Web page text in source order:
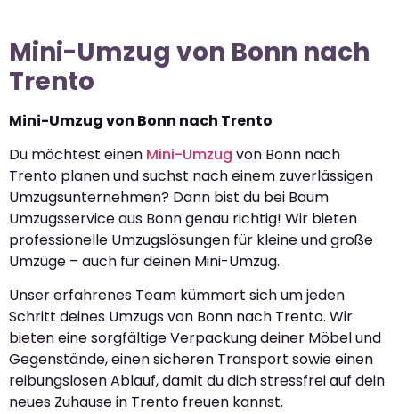
Mini-Umzug von Bonn nach
Trento
Mini-Umzug von Bonn nach Trento
Du möchtest einen Mini-Umzug von Bonn nach
Trento planen und suchst nach einem zuverlässigen
Umzugsunternehmen? Dann bist du bei Baum
Umzugsservice aus Bonn genau richtig! Wir bieten
professionelle Umzugslösungen für kleine und große
Umzüge – auch für deinen Mini-Umzug.
Unser erfahrenes Team kümmert sich um jeden
Schritt deines Umzugs von Bonn nach Trento. Wir
bieten eine sorgfältige Verpackung deiner Möbel und
Gegenstände, einen sicheren Transport sowie einen
reibungslosen Ablauf, damit du dich stressfrei auf dein
neues Zuhause in Trento freuen kannst.